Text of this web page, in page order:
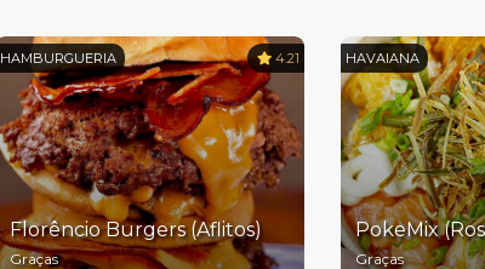
HAMBURGUERIA 4.21
Florêncio Burgers (Aflitos)
Graças
HAVAIANA
PokeMix
Graças